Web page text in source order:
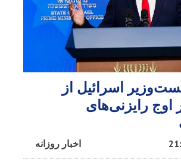
اسرائیل از
اوج رایزنی‌های
اخبار روزانه